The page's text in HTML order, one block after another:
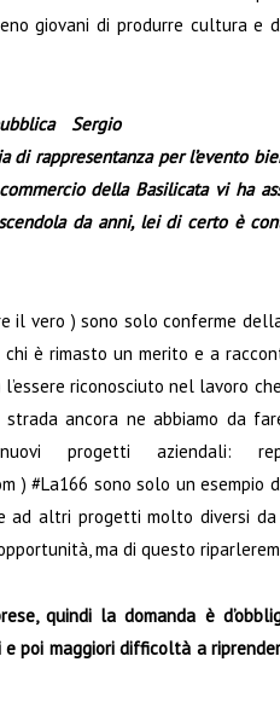
giovani di produrre cultura e
Sergio
di rappresentanza per l’evento
della Basilicata vi ha
da anni, lei di certo è
il vero ) sono solo conferme
chi è rimasto un merito e a
riconosciuto nel lavoro
ancora ne abbiamo da
progetti aziendali:
) #La166 sono solo un esempio
ad altri progetti molto diversi
ma di questo
quindi la domanda è
poi maggiori difficoltà a